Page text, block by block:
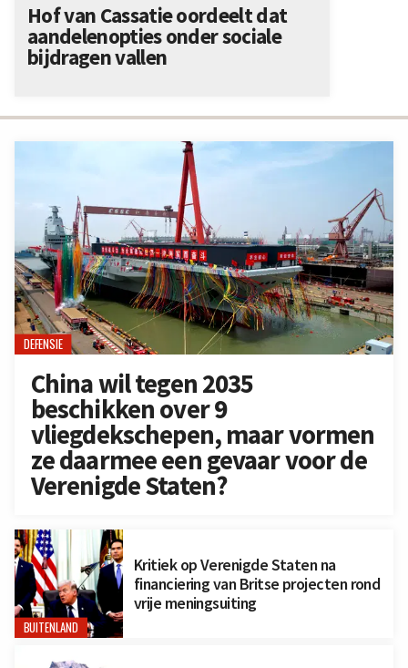
DEFENSIE
China wil tegen 2035
beschikken over 9
vliegdekschepen, maar vormen
ze daarmee een gevaar voor de
Verenigde Staten?
BUITENLAND
Kritiek op Verenigde Staten na
financiering van Britse projecten rond
vrije meningsuiting
Hof van Cassatie oordeelt dat
aandelenopties onder sociale
bijdragen vallen